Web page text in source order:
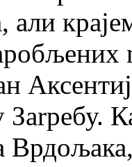
али
Заrребу.